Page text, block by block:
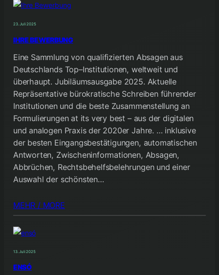
23. Juli 2025
IHRE BEWERBUNG
Eine Sammlung von qualifizierten Absagen aus
Deutschlands Top–Institutionen, weltweit und
überhaupt. Jubiläumsausgabe 2025. Aktuelle
Repräsentative bürokratische Schreiben führender
Institutionen und die beste Zusammenstellung an
Formulierungen at its very best – aus der digitalen
und analogen Praxis der 2020er Jahre. … inklusive
der besten Eingangsbestätigungen, automatischen
Antworten, Zwischeninformationen, Absagen,
Abbrüchen, Rechtsbehelfsbelehrungen und einer
Auswahl der schönsten…
MEHR / MORE
13. Juli 2025
ENSÓ